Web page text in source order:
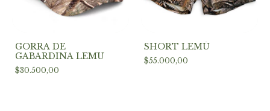
GORRA DE
GABARDINA LEMU
$30.500,00
SHORT LEMÚ
$55.000,00